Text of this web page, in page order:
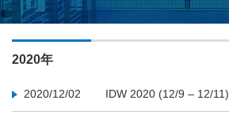
2020年
2020/12/02 IDW 2020 (12/9 – 12/11)